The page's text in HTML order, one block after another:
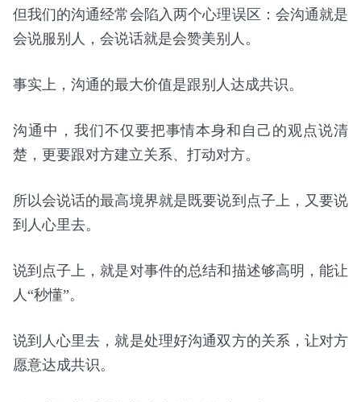
但我们的沟通经常会陷入两个心理误区：会沟通就是
会说服别人，会说话就是会赞美别人。
事实上，沟通的最大价值是跟别人达成共识。
沟通中，我们不仅要把事情本身和自己的观点说清
楚，更要跟对方建立关系、打动对方。
所以会说话的最高境界就是既要说到点子上，又要说
到人心里去。
说到点子上，就是对事件的总结和描述够高明，能让
人“秒懂”。
说到人心里去，就是处理好沟通双方的关系，让对方
愿意达成共识。